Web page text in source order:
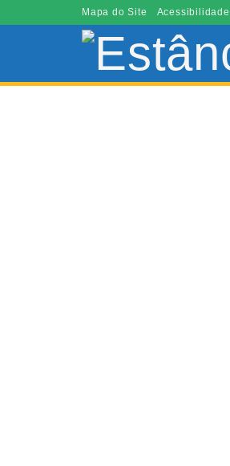
Mapa do Site Acessibilidade